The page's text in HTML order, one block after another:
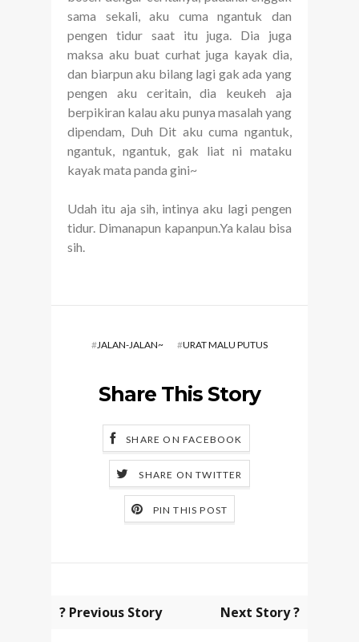
sama sekali, aku cuma ngantuk dan
pengen tidur saat itu juga. Dia juga
maksa aku buat curhat juga kayak dia,
dan biarpun aku bilang lagi gak ada yang
pengen aku ceritain, dia keukeh aja
berpikiran kalau aku punya masalah yang
dipendam, Duh Dit aku cuma ngantuk,
ngantuk, ngantuk, gak liat ni mataku
kayak mata panda gini~
Udah itu aja sih, intinya aku lagi pengen
tidur. Dimanapun kapanpun.Ya kalau bisa
sih.
#JALAN-JALAN~ #URAT MALU PUTUS
Share This Story
SHARE ON FACEBOOK
SHARE ON TWITTER
PIN THIS POST
? Previous Story Next Story ?